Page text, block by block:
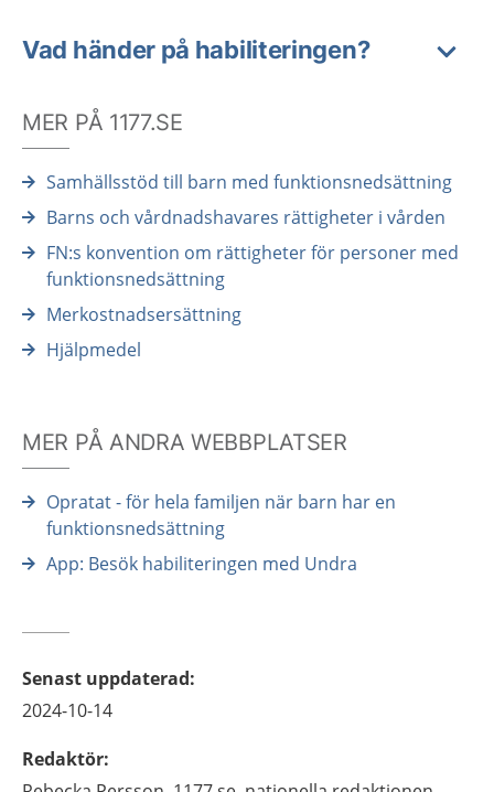
Vad händer på habiliteringen?
MER PÅ 1177.SE
Samhällsstöd till barn med funktionsnedsättning
Barns och vårdnadshavares rättigheter i vården
FN:s konvention om rättigheter för personer med
funktionsnedsättning
Merkostnadsersättning
Hjälpmedel
MER PÅ ANDRA WEBBPLATSER
Opratat - för hela familjen när barn har en
funktionsnedsättning
App: Besök habiliteringen​ med Undra
Senast uppdaterad:
2024-10-14
Redaktör: